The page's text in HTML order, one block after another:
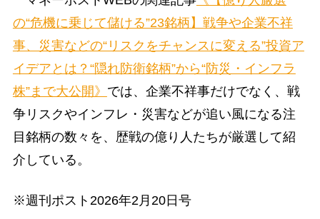
の“危機に乗じて儲ける”23銘柄】戦争や企業不祥
事、災害などの“リスクをチャンスに変える”投資ア
イデアとは？“隠れ防衛銘柄”から“防災・インフラ
株”まで大公開》 では、企業不祥事だけでなく、戦
争リスクやインフレ・災害などが追い風になる注
目銘柄の数々を、歴戦の億り人たちが厳選して紹
介している。
※週刊ポスト2026年2月20日号